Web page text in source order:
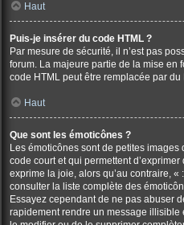
Haut
Puis-je insérer du code HTML ?
Par mesure de sécurité, il n’est pas
forum. La majeure partie de la mise en
code HTML peut être remplacée par du
Haut
Que sont les émoticônes ?
Les émoticônes sont de petites
code court et qui permettent
exprime la joie, alors qu’au contraire,
consulter la liste complète des
Essayez cependant de ne pas abuser
rapidement rendre un message